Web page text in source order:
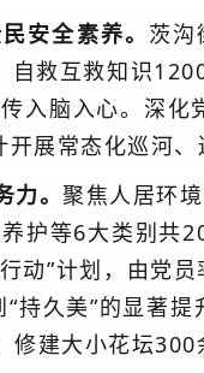
安全素养。 茨沟
救互救知识
入脑入心。深
展常态化巡河、
。 聚焦人居环
护等6大类别共
动”计划，由党
“持久美”的显著
修建大小花坛300